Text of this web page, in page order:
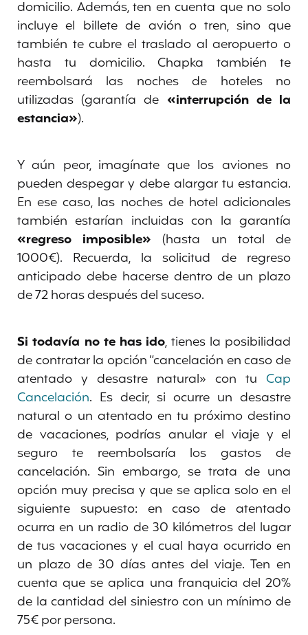
domicilio. Además, ten en cuenta que no solo
incluye el billete de avión o tren, sino que
también te cubre el traslado al aeropuerto o
hasta tu domicilio. Chapka también te
reembolsará las noches de hoteles no
utilizadas (garantía de «interrupción de la
estancia»).
Y aún peor, imagínate que los aviones no
pueden despegar y debe alargar tu estancia.
En ese caso, las noches de hotel adicionales
también estarían incluidas con la garantía
«regreso imposible» (hasta un total de
1000€). Recuerda, la solicitud de regreso
anticipado debe hacerse dentro de un plazo
de 72 horas después del suceso.
Si todavía no te has ido, tienes la posibilidad
de contratar la opción “cancelación en caso de
atentado y desastre natural» con tu Cap
Cancelación. Es decir, si ocurre un desastre
natural o un atentado en tu próximo destino
de vacaciones, podrías anular el viaje y el
seguro te reembolsaría los gastos de
cancelación. Sin embargo, se trata de una
opción muy precisa y que se aplica solo en el
siguiente supuesto: en caso de atentado
ocurra en un radio de 30 kilómetros del lugar
de tus vacaciones y el cual haya ocurrido en
un plazo de 30 días antes del viaje. Ten en
cuenta que se aplica una franquicia del 20%
de la cantidad del siniestro con un mínimo de
75€ por persona.